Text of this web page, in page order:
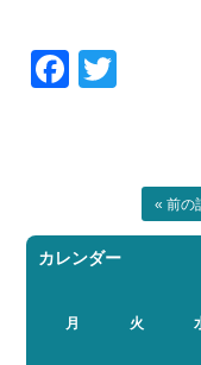
« 前の
カレンダー
月
火